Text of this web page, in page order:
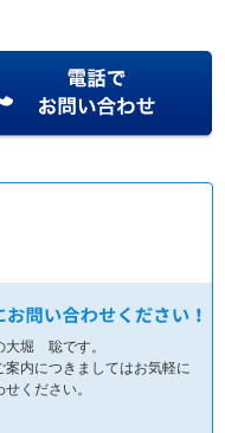
大堀 聡です。
案内につきましてはお気軽に
ください。